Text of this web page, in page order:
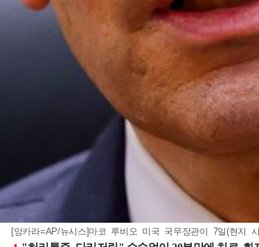
[앙카라=AP/뉴시스]마코 루비오 미국 국무장관이 7일(현지